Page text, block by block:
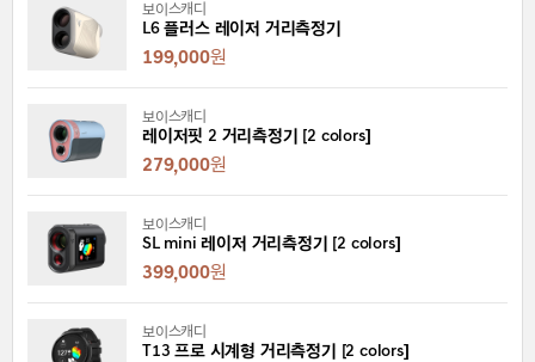
보이스캐디
L6 플러스 레이저 거리측정기
199,000원
보이스캐디
레이저핏 2 거리측정기 [2 colors]
279,000원
보이스캐디
SL mini 레이저 거리측정기 [2 colors]
399,000원
보이스캐디
T13 프로 시계형 거리측정기 [2 colors]